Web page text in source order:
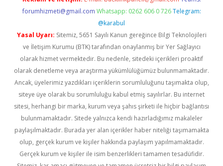
forumhizmeti@gmail.com Whatsapp: 0262 606 0 726 Telegram:
@karabul
Yasal Uyarı: Sitemiz, 5651 Sayılı Kanun gereğince Bilgi Teknolojileri
ve İletişim Kurumu (BTK) tarafından onaylanmış bir Yer Sağlayıcı
olarak hizmet vermektedir. Bu nedenle, sitedeki içerikleri proaktif
olarak denetleme veya araştırma yükümlülüğümüz bulunmamaktadır.
Ancak, üyelerimiz yazdıkları içeriklerin sorumluluğunu taşımakta olup,
siteye üye olarak bu sorumluluğu kabul etmiş sayılırlar. Bu internet
sitesi, herhangi bir marka, kurum veya şahıs şirketi ile hiçbir bağlantısı
bulunmamaktadır. Sitede yalnızca kendi hazırladığımız makaleler
paylaşılmaktadır. Burada yer alan içerikler haber niteliği taşımamakta
olup, gerçek kurum ve kişiler hakkında paylaşım yapılmamaktadır.
Gerçek kurum ve kişiler ile isim benzerlikleri tamamen tesadüfidir.